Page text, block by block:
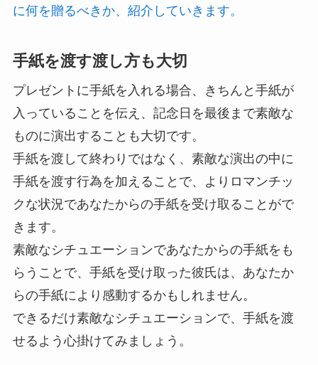
に何を贈るべきか、紹介していきます。
手紙を渡す渡し方も大切
プレゼントに手紙を入れる場合、きちんと手紙が
入っていることを伝え、記念日を最後まで素敵な
ものに演出することも大切です。
手紙を渡して終わりではなく、素敵な演出の中に
手紙を渡す行為を加えることで、よりロマンチッ
クな状況であなたからの手紙を受け取ることがで
きます。
素敵なシチュエーションであなたからの手紙をも
らうことで、手紙を受け取った彼氏は、あなたか
らの手紙により感動するかもしれません。
できるだけ素敵なシチュエーションで、手紙を渡
せるよう心掛けてみましょう。